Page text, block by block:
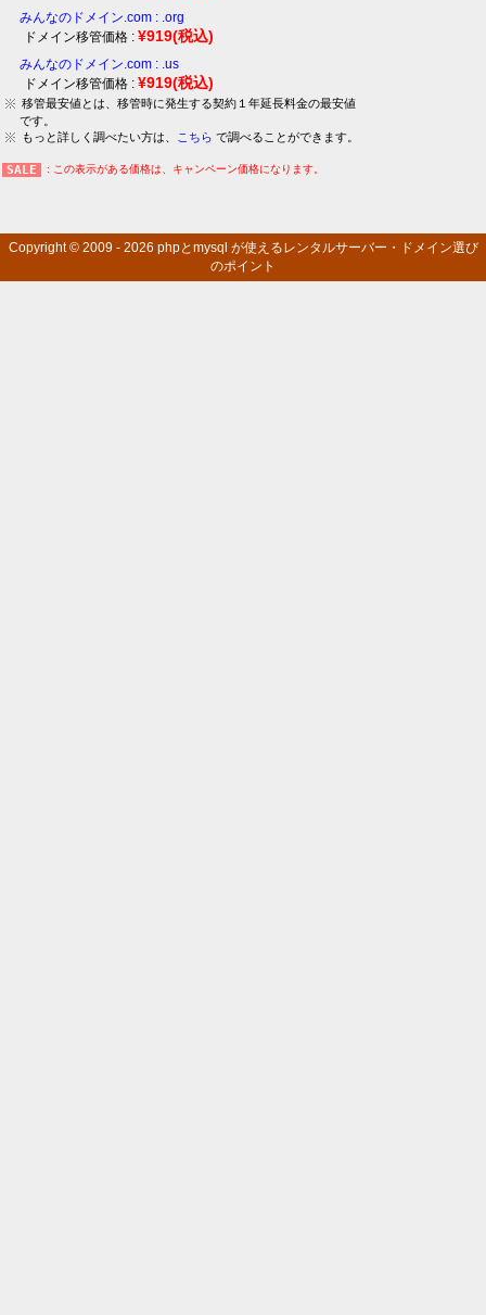
みんなのドメイン.com : .org
ドメイン移管価格 : ¥919(税込)
みんなのドメイン.com : .us
ドメイン移管価格 : ¥919(税込)
移管最安値とは、移管時に発生する契約１年延長料金の最安値
です。
もっと詳しく調べたい方は、
こちら で調べることができます。
: この表示がある価格は、キャンペーン価格になります。
Copyright © 2009 - 2026 phpとmysql が使えるレンタルサーバー・ドメイン選び
のポイント